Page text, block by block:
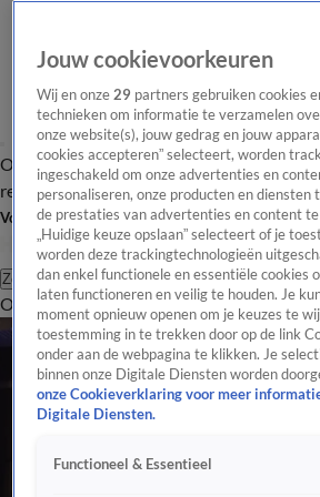
Overzicht Laatste nieuws Regionieuws Het
redactie
Volg Hart van Nederland
Zoeken
OverzichtRegioUitzendingenWeerTip
Jouw cookievoorkeuren
Wij en onze29 partners gebruiken cookies
technieken om informatie te verzamelen
onze website(s), jouw gedrag en jouw
cookies accepteren” selecteert, worden
ingeschakeld om onze advertenties en
personaliseren, onze producten en diensten
de prestaties van advertenties en content
„Huidige keuze opslaan” selecteert of je
worden deze trackingtechnologieën
dan enkel functionele en essentiële cookies
laten functioneren en veilig te houden. Je
moment opnieuw openen om je keuzes te
toestemming in te trekken door op de link
onder aan de webpagina te klikken. Je
binnen onze Digitale Diensten worden
onze Cookieverklaring voor meer
Digitale Diensten.
Functioneel & Essentieel